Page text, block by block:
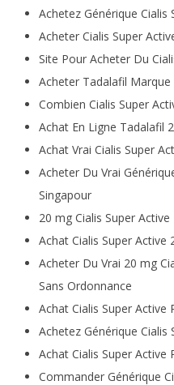
Achetez Générique
Acheter Cialis Super
Site Pour Acheter Du
Acheter Tadalafil Marque
Combien Cialis Super
Achat En Ligne Tadalafil
Achat Vrai Cialis Super
Acheter Du Vrai
Singapour
20 mg Cialis Super
Achat Cialis Super Active
Acheter Du Vrai 20 mg
Sans Ordonnance
Achat Cialis Super Active
Achetez Générique Cialis
Achat Cialis Super Active
Commander Générique